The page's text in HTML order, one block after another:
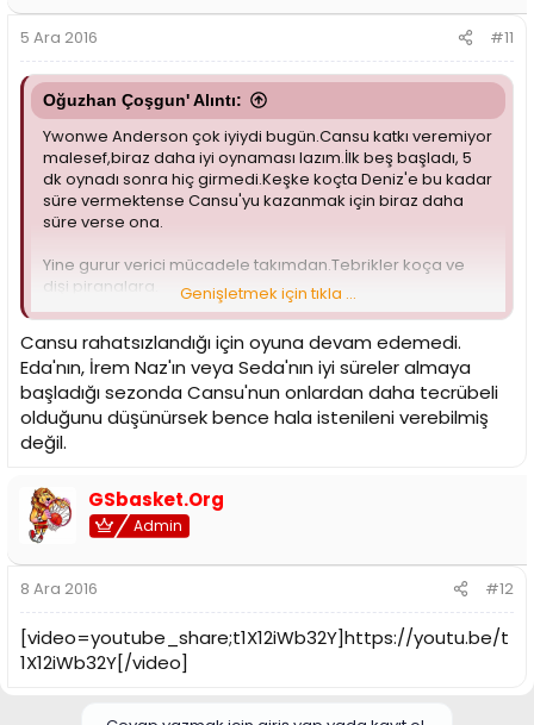
5 Ara 2016 #11
Oğuzhan Çoşgun' Alıntı:
Ywonwe Anderson çok iyiydi bugün.Cansu katkı veremiyor
malesef,biraz daha iyi oynaması lazım.İlk beş başladı, 5
dk oynadı sonra hiç girmedi.Keşke koçta Deniz'e bu kadar
süre vermektense Cansu'yu kazanmak için biraz daha
süre verse ona.
Yine gurur verici mücadele takımdan.Tebrikler koça ve
dişi piranalara.
Sent from my SM-J500F using Tapatalk
Genişletmek için tıkla ...
Cansu rahatsızlandığı için oyuna devam edemedi.
Eda'nın, İrem Naz'ın veya Seda'nın iyi süreler almaya
başladığı sezonda Cansu'nun onlardan daha tecrübeli
olduğunu düşünürsek bence hala istenileni verebilmiş
değil.
GSbasket.Org
Admin
8 Ara 2016 #12
[video=youtube_share;t1X12iWb32Y]https://youtu.be/t
1X12iWb32Y[/video]